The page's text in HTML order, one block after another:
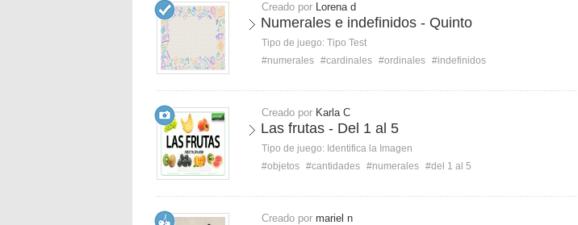
Creado por Lorena d
Numerales e indefinidos - Quinto
Tipo de juego: Tipo Test
#numerales #cardinales #ordinales #indefinidos
Creado por Karla C
Las frutas - Del 1 al 5
Tipo de juego: Identifica la Imagen
#objetos #cantidades #numerales #del 1 al 5
Creado por mariel n